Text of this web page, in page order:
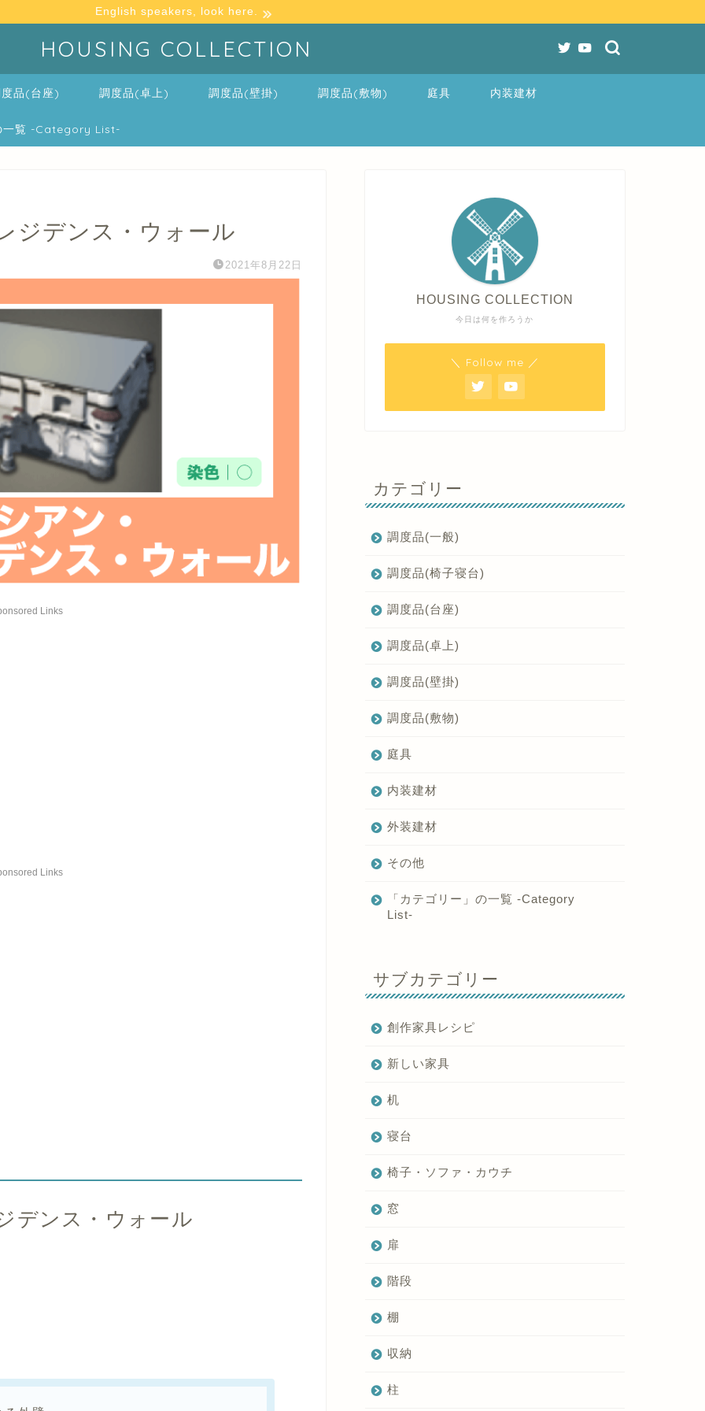
English speakers, look here.
HOUSING COLLECTION
品(台座) 調度品(卓上) 調度品(壁掛) 調度品(敷物) 庭具 内装建材
一覧 -Category List-
ジデンス・ウォール
2021年8月22日
Links
Links
デンス・ウォール
今日は何を作ろうか
HOUSING COLLECTION
＼ Follow me ／
カテゴリー
調度品(一般)
調度品(椅子寝台)
調度品(台座)
調度品(卓上)
調度品(壁掛)
調度品(敷物)
庭具
内装建材
外装建材
その他
「カテゴリー」の一覧 -Category
List-
サブカテゴリー
創作家具レシピ
新しい家具
机
寝台
椅子・ソファ・カウチ
窓
扉
階段
棚
収納
柱